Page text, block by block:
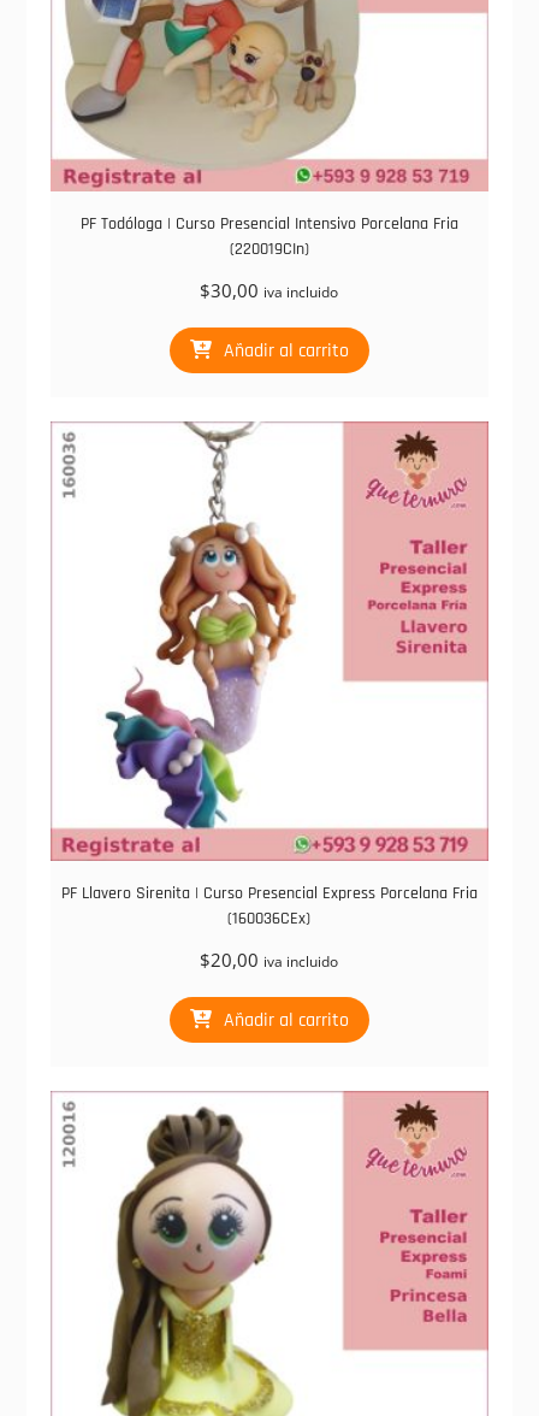
PF Todóloga | Curso Presencial Intensivo Porcelana Fria
(220019CIn)
$30,00 iva incluido
Añadir al carrito
PF Llavero Sirenita | Curso Presencial Express Porcelana Fria
(160036CEx)
$20,00 iva incluido
Añadir al carrito